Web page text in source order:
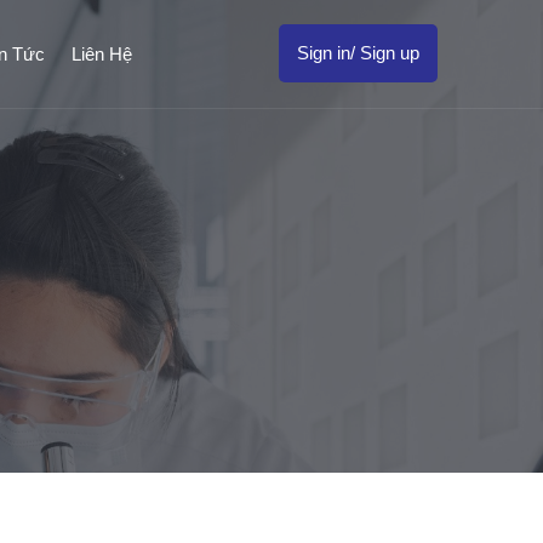
Tức Liên Hệ Sign in/ Sign up